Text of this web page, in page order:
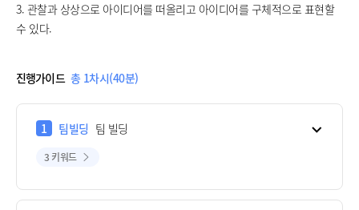
3. 관찰과 상상으로 아이디어를 떠올리고 아이디어를 구체적으로 표현할
수 있다.
진행가이드 총 1차시(40분)
1 팀빌딩 팀 빌딩
3 키워드